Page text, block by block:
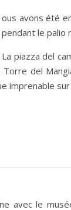
ous avons été
pendant le palio
La piazza del
del
imprenable
avec le